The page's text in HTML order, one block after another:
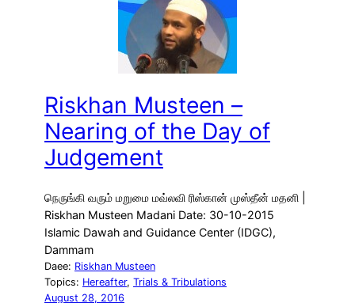
Riskhan Musteen –
Nearing of the Day of
Judgement
நெருங்கி வரும் மறுமை மவ்லவி ரிஸ்கான் முஸ்தீன் மதனி |
Riskhan Musteen Madani Date: 30-10-2015
Islamic Dawah and Guidance Center (IDGC),
Dammam
Daee: Riskhan Musteen
Topics: Hereafter, Trials & Tribulations
August 28, 2016